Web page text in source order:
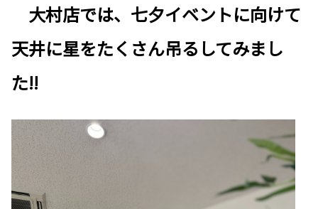
大村店では、七夕イベントに向けて
天井に星をたくさん吊るしてみまし
た!!